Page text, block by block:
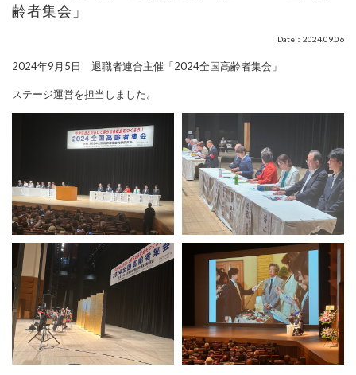
齢者集会」
Date：2024.09.06
2024年9月5日 退職者連合主催「2024全国高齢者集会」
ステージ運営を担当しました。